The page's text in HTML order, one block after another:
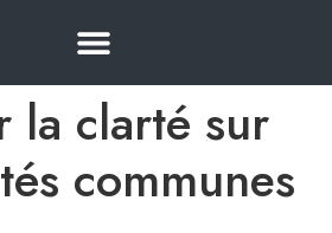
la clarté sur
communes